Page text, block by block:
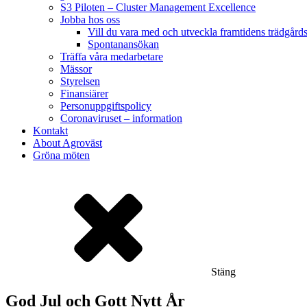
S3 Piloten – Cluster Management Excellence
Jobba hos oss
Vill du vara med och utveckla framtidens
Spontanansökan
Träffa våra medarbetare
Mässor
Styrelsen
Finansiärer
Personuppgiftspolicy
Coronaviruset – information
Kontakt
About Agroväst
Gröna möten
Stäng
God Jul och Gott Nytt År